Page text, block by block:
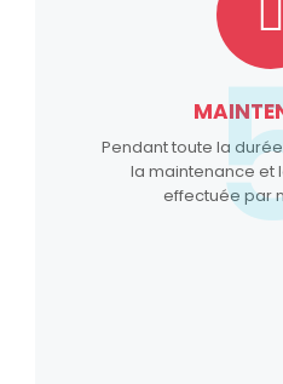
Pendant toute la
la maintenance et
effectuée par